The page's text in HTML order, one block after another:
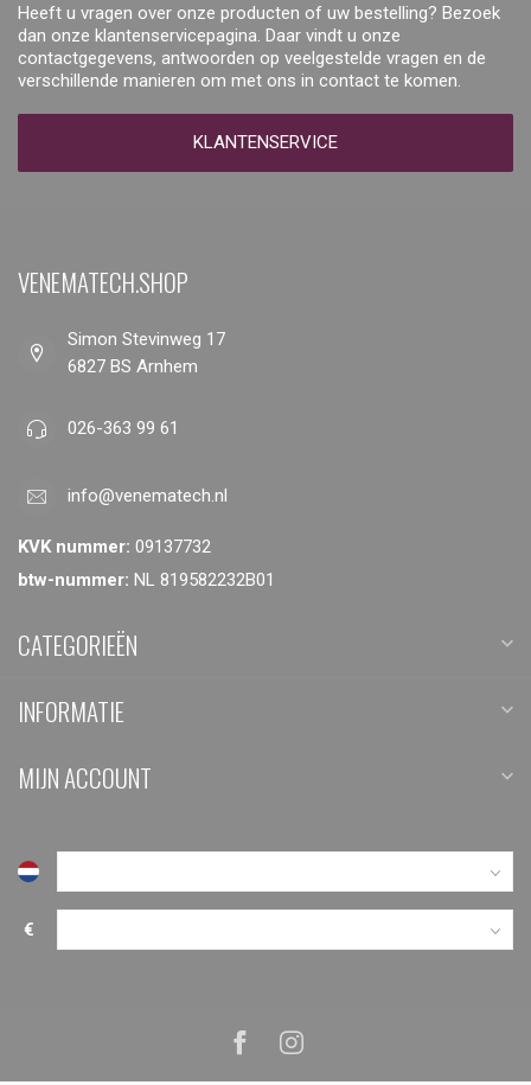
Heeft u vragen over onze producten of uw bestelling? Bezoek
dan onze klantenservicepagina. Daar vindt u onze
contactgegevens, antwoorden op veelgestelde vragen en de
verschillende manieren om met ons in contact te komen.
KLANTENSERVICE
VENEMATECH.SHOP
Simon Stevinweg 17
6827 BS Arnhem
026-363 99 61
info@venematech.nl
KVK nummer: 09137732
btw-nummer: NL 819582232B01
CATEGORIEËN
INFORMATIE
MIJN ACCOUNT
€